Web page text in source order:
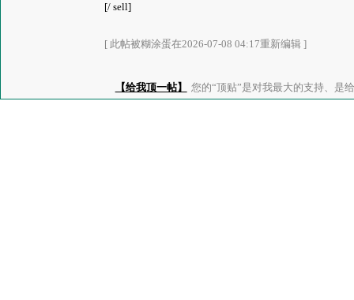
[/ sell]
[ 此帖被糊涂蛋在2026-07-08 04:17重新编辑 ]
【给我顶一帖】 您的“顶贴”是对我最大的支持、是